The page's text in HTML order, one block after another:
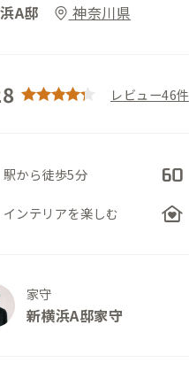
A邸 神奈川県
レビュー46件
駅から徒歩5分 60fps
インテリアを楽しむ family_home
家守
新横浜A邸家守